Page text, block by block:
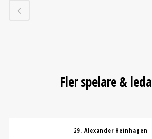
Fler spelare &
29. Alexander Heinhagen